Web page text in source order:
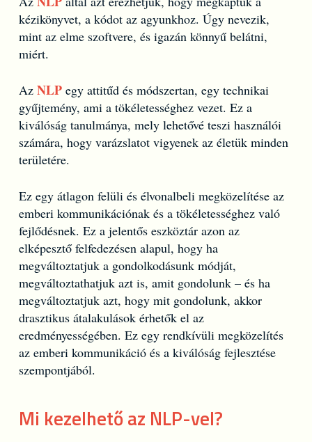
kézikönyvet, a kódot az agyunkhoz. Úgy nevezik,
mint az elme szoftvere, és igazán könnyű belátni,
miért.
Az NLPegy attitűd és módszertan, egy technikai
gyűjtemény, ami a tökéletességhez vezet. Ez a
kiválóság tanulmánya, mely lehetővé teszi használói
számára, hogy varázslatot vigyenek az életük minden
területére.
Ez egy átlagon felüli és élvonalbeli megközelítése az
emberi kommunikációnak és a tökéletességhez való
fejlődésnek. Ez a jelentős eszköztár azon az
elképesztő felfedezésen alapul, hogy ha
megváltoztatjuk a gondolkodásunk módját,
megváltoztathatjuk azt is, amit gondolunk – és ha
megváltoztatjuk azt, hogy mit gondolunk, akkor
drasztikus átalakulások érhetők el az
eredményességében. Ez egy rendkívüli megközelítés
az emberi kommunikáció és a kiválóság fejlesztése
szempontjából.
Mi kezelhető az NLP-vel?